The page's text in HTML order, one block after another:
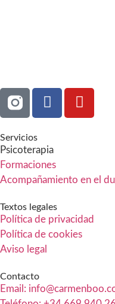
Servicios
Psicoterapia
Formaciones
Acompañamiento en el
Textos legales
Política de privacidad
Política de cookies
Aviso legal
Contacto
Email: